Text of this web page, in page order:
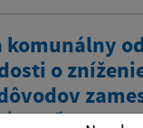
komunálny
o
atď.